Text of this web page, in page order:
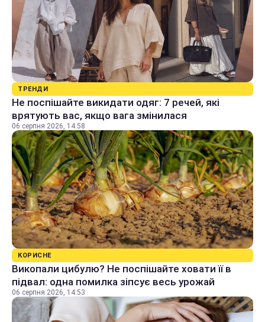
ТРЕНДИ
Не поспішайте викидати одяг: 7 речей, які
врятують вас, якщо вага змінилася
06 серпня 2026, 14:58
КОРИСНЕ
Викопали цибулю? Не поспішайте ховати її в
підвал: одна помилка зіпсує весь урожай
06 серпня 2026, 14:53